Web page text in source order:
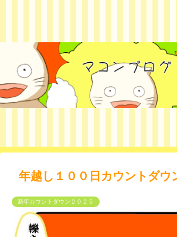
年越し１００日カウントダウ
新年カウントダウン２０２５